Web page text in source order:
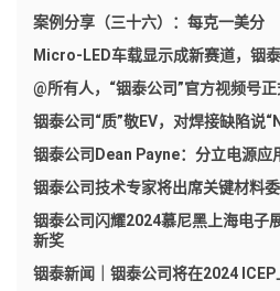
案例分享（三十六）：每克一美分
Micro-LED车载显示成新赛道，铟
@所有人，“铟泰公司”官方视频号正
铟泰公司“质”敬EV，对焊接缺陷说
铟泰公司Dean Payne：分立电源应
铟泰公司技术专家将出席关键材料
铟泰公司闪耀2024慕尼黑上海电子
新奖
铟泰新闻｜铟泰公司将在2024